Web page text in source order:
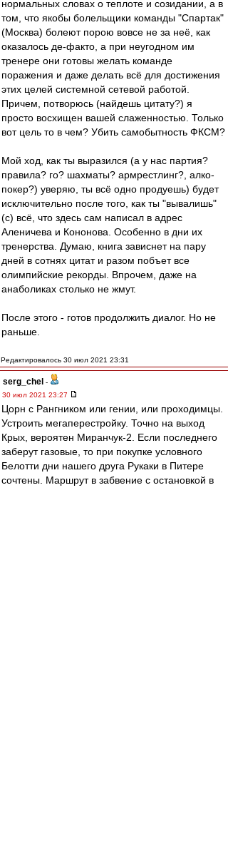
нормальных словах о теплоте и созидании, а в
том, что якобы болельщики команды "Спартак"
(Москва) болеют порою вовсе не за неё, как
оказалось де-факто, а при неугодном им
тренере они готовы желать команде
поражения и даже делать всё для достижения
этих целей системной сетевой работой.
Причем, потворюсь (найдешь цитату?) я
просто восхищен вашей слаженностью. Только
вот цель то в чем? Убить самобытность ФКСМ?
Мой ход, как ты выразился (а у нас партия?
правила? го? шахматы? армрестлинг?, алко-
покер?) уверяю, ты всё одно продуешь) будет
исключительно после того, как ты "вывалишь"
(с) всё, что здесь сам написал в адрес
Аленичева и Кононова. Особенно в дни их
тренерства. Думаю, книга зависнет на пару
дней в сотнях цитат и разом побъет все
олимпийские рекорды. Впрочем, даже на
анаболиках столько не жмут.
После этого - готов продолжить диалог. Но не
раньше.
Редактировалось 30 июл 2021 23:31
serg_chel -
30 июл 2021 23:27
Цорн с Рангником или гении, или проходимцы.
Устроить мегаперестройку. Точно на выход
Крых, вероятен Миранчук-2. Если последнего
заберут газовые, то при покупке условного
Белотти дни нашего друга Рукаки в Питере
сочтены. Маршрут в забвение с остановкой в